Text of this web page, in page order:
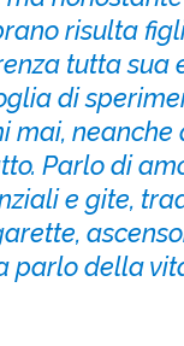
risulta
tutta sua
di
mai, neanche
Parlo di
e gite,
parlo della